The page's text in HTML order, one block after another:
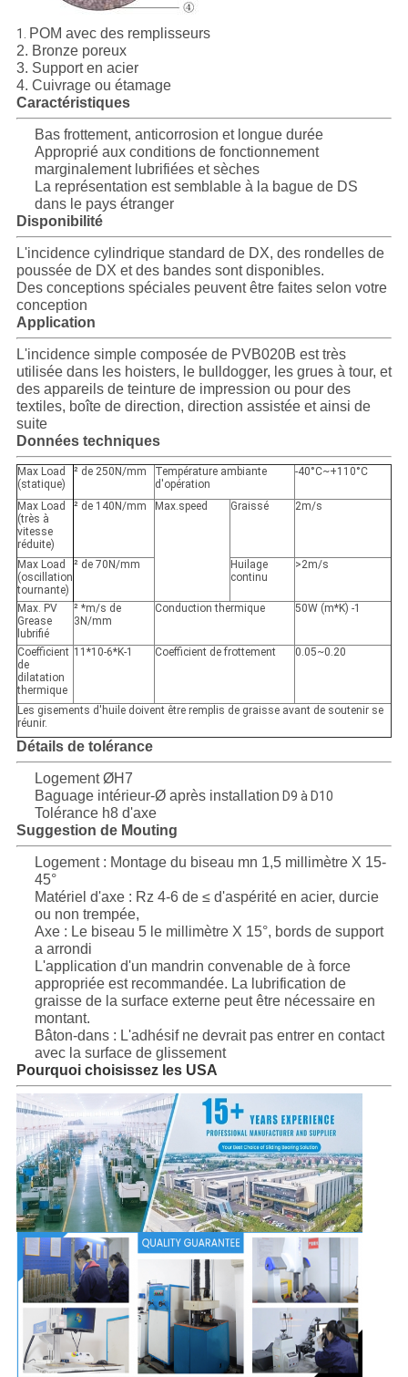
PLAN
DU
SITE
PRIVACY
POLICY
1. POM avec des remplisseurs
2. Bronze poreux
3. Support en acier
4. Cuivrage ou étamage
Caractéristiques
Bas frottement, anticorrosion et longue durée
Approprié aux conditions de fonctionnement
marginalement lubrifiées et sèches
La représentation est semblable à la bague de DS
dans le pays étranger
Disponibilité
L'incidence cylindrique standard de DX, des rondelles de
poussée de DX et des bandes sont disponibles.
Des conceptions spéciales peuvent être faites selon votre
conception
Application
L'incidence simple composée de PVB020B est très
utilisée dans les hoisters, le bulldogger, les grues à tour, et
des appareils de teinture de impression ou pour des
textiles, boîte de direction, direction assistée et ainsi de
suite
Données techniques
Max Load
(statique)
² de 250N/mm
Température ambiante
d'opération
-40°C~+110°C
Max Load
(très à
vitesse
réduite)
² de 140N/mm Max.speed Graissé 2m/s
Max Load
(oscillation
tournante)
² de 70N/mm
Huilage
continu
>2m/s
Max. PV
Grease
lubrifié
² *m/s de
3N/mm
Conduction thermique 50W (m*K) -1
Coefficient
de
dilatation
thermique
11*10-6*K-1 Coefficient de frottement 0.05~0.20
Les gisements d'huile doivent être remplis de graisse avant de soutenir se
réunir.
Détails de tolérance
Logement ØH7
Baguage intérieur-Ø après installation D9 à D10
Tolérance h8 d'axe
Suggestion de Mouting
Logement : Montage du biseau mn 1,5 millimètre X 15-
45°
Matériel d'axe : Rz 4-6 de ≤ d'aspérité en acier, durcie
ou non trempée,
Axe : Le biseau 5 le millimètre X 15°, bords de support
a arrondi
L'application d'un mandrin convenable de à force
appropriée est recommandée. La lubrification de
graisse de la surface externe peut être nécessaire en
montant.
Bâton-dans : L'adhésif ne devrait pas entrer en contact
avec la surface de glissement
Pourquoi choisissez les USA